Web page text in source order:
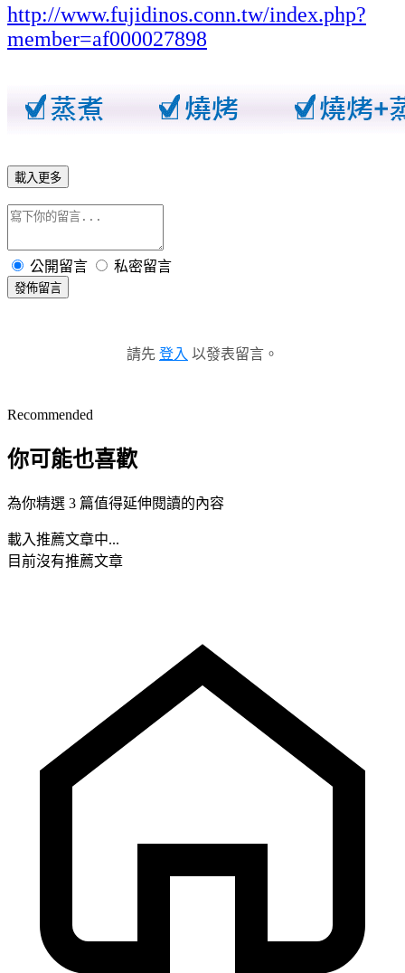
http://www.fujidinos.conn.tw/index.php?
member=af000027898
載入更多
公開留言 私密留言
發佈留言
請先 登入 以發表留言。
Recommended
你可能也喜歡
為你精選 3 篇值得延伸閱讀的內容
載入推薦文章中...
目前沒有推薦文章